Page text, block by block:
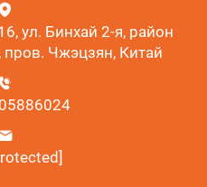
ул. Бинхай 2-я, район
пров. Чжэцзян, Китай